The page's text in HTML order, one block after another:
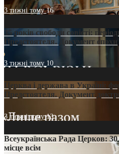
3 тижні тому16
35 років свободи совісті:
Предстоятеля. Документ епохи
3 тижні тому 10
Церква і держава в Україні:
Предстоятеля. Документ
3 тижні тому13
Всеукраїнська Рада Церков:
місце всім